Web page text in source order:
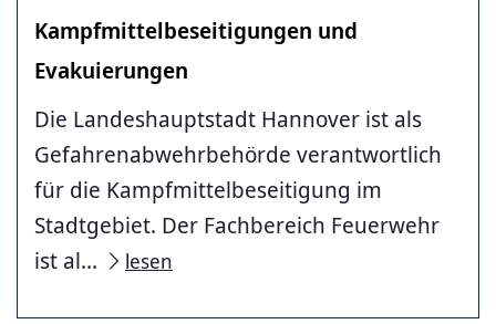
Kampfmittelbeseitigungen und
Evakuierungen
Die Landeshauptstadt Hannover ist als
Gefahrenabwehrbehörde verantwortlich
für die Kampfmittelbeseitigung im
Stadtgebiet. Der Fachbereich Feuerwehr
ist al...
lesen